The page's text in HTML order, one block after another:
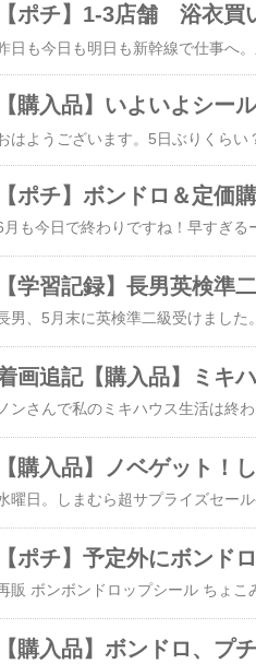
【ポチ】1-3店舗 浴衣
【購入品】いよいよシー
【ポチ】ボンドロ＆定価
【学習記録】長男英検準
画追記【購入品】ミキ
【購入品】ノベゲット！
【ポチ】予定外にボンド
【購入品】ボンドロ、